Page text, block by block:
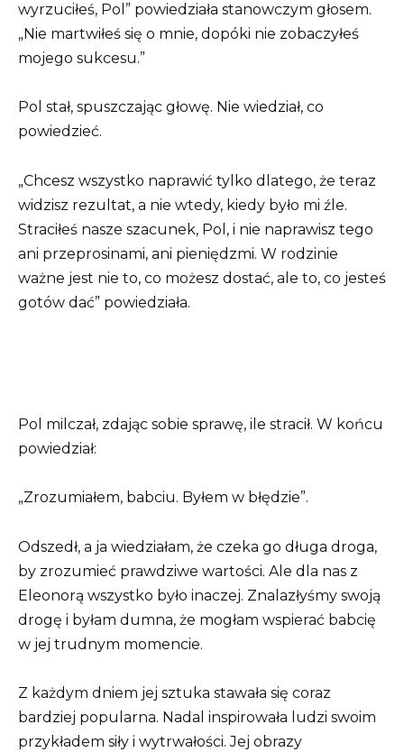
wyrzuciłeś, Pol” powiedziała stanowczym głosem.
„Nie martwiłeś się o mnie, dopóki nie zobaczyłeś
mojego sukcesu.”
Pol stał, spuszczając głowę. Nie wiedział, co
powiedzieć.
„Chcesz wszystko naprawić tylko dlatego, że teraz
widzisz rezultat, a nie wtedy, kiedy było mi źle.
Straciłeś nasze szacunek, Pol, i nie naprawisz tego
ani przeprosinami, ani pieniędzmi. W rodzinie
ważne jest nie to, co możesz dostać, ale to, co jesteś
gotów dać” powiedziała.
Pol milczał, zdając sobie sprawę, ile stracił. W końcu
powiedział:
„Zrozumiałem, babciu. Byłem w błędzie”.
Odszedł, a ja wiedziałam, że czeka go długa droga,
by zrozumieć prawdziwe wartości. Ale dla nas z
Eleonorą wszystko było inaczej. Znalazłyśmy swoją
drogę i byłam dumna, że mogłam wspierać babcię
w jej trudnym momencie.
Z każdym dniem jej sztuka stawała się coraz
bardziej popularna. Nadal inspirowała ludzi swoim
przykładem siły i wytrwałości. Jej obrazy